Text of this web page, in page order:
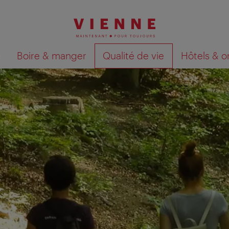
Boire & manger Qualité de vie Hôtels &
Afficher les résultats de la recherche sur la